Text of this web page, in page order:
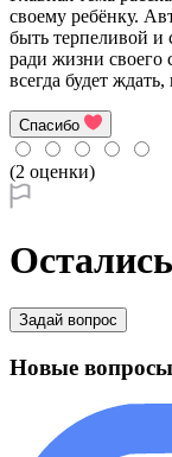
своему ребёнку.
быть терпеливой и
ради жизни своего
всегда будет
Спасибо
(2 оценки)
Задай вопрос
Новые